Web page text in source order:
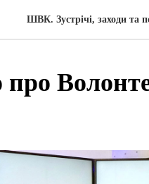
ШВК. Зустрічі, заходи та
про